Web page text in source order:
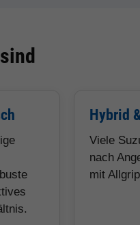
Hybrid
Viele
nach
mit